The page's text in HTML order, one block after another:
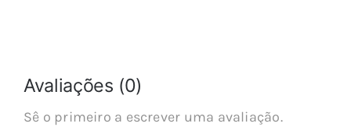
Avaliações (0)
Sê o primeiro a escrever uma avaliação.